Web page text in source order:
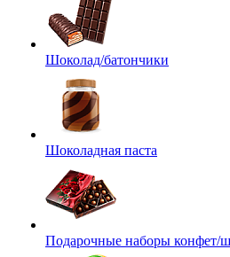
Шоколад/батончики
Шоколадная паста
Подарочные наборы конфет/